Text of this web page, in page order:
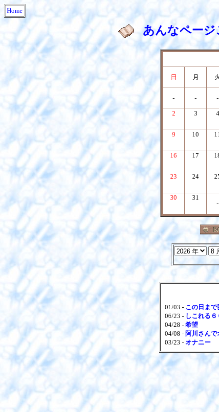
Home
あんなペー
日 月
- - -
2 3 4
9 10
16 17
23 24
30
31
-
01/03 - この日まで
06/23 - しこれる６
04/28 - 希望
04/08 - 阿川さん
03/23 - オナニー